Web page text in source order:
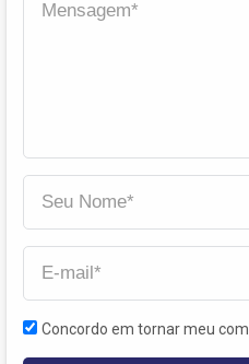
Concordo em tornar meu